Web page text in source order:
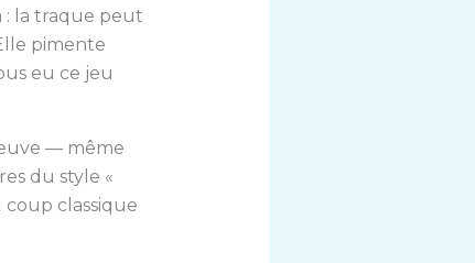
: la traque peut
pimente
eu ce jeu
— même
du style «
coup classique